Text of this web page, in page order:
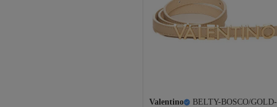
Valentino
BELTY-BOSCO/GOLD-